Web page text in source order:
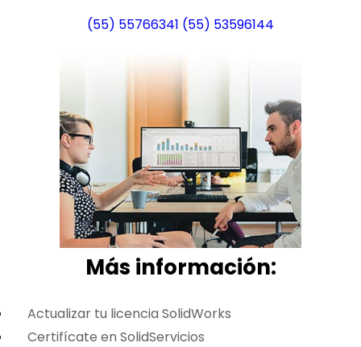
(55) 55766341 (55) 53596144
Más información:
Actualizar tu licencia SolidWorks
Certifícate en SolidServicios